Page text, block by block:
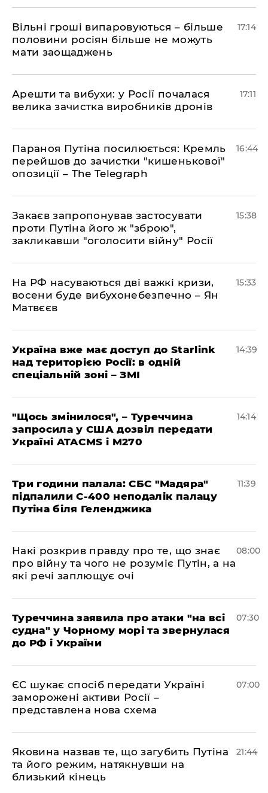
Вільні гроші випаровуються – більше
половини росіян більше не можуть
мати заощаджень
17:14
Арешти та вибухи: у Росії почалася
велика зачистка виробників дронів
17:11
Параноя Путіна посилюється: Кремль
перейшов до зачистки "кишенькової"
опозиції – The Telegraph
16:44
Закаєв запропонував застосувати
проти Путіна його ж "зброю",
закликавши "оголосити війну" Росії
15:38
На РФ насуваються дві важкі кризи,
восени буде вибухонебезпечно – Ян
Матвєєв
15:33
Україна вже має доступ до Starlink
над територією Росії: в одній
спеціальній зоні – ЗМІ
14:39
"Щось змінилося", – Туреччина
запросила у США дозвіл передати
Україні ATACMS і M270
14:14
Три години палала: СБС "Мадяра"
підпалили С-400 неподалік палацу
Путіна біля Геленджика
11:39
Накі розкрив правду про те, що знає
про війну та чого не розуміє Путін, а на
які речі заплющує очі
08:00
Туреччина заявила про атаки "на всі
судна" у Чорному морі та звернулася
до РФ і України
07:30
ЄС шукає спосіб передати Україні
заморожені активи Росії –
представлена ​​нова схема
07:00
Яковина назвав те, що загубить Путіна
та його режим, натякнувши на
близький кінець
21:44